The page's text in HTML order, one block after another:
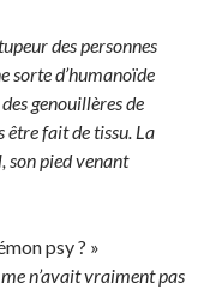
des personnes
sorte d’humanoïde
genouillères de
être fait de tissu. La
son pied venant
psy ? »
n’avait vraiment pas